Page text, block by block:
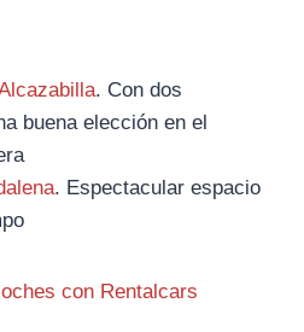
. Con dos
buena elección en el
. Espectacular espacio